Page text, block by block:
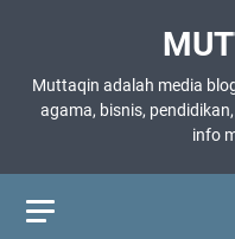
Muttaqin adalah media
agama, bisnis,
info